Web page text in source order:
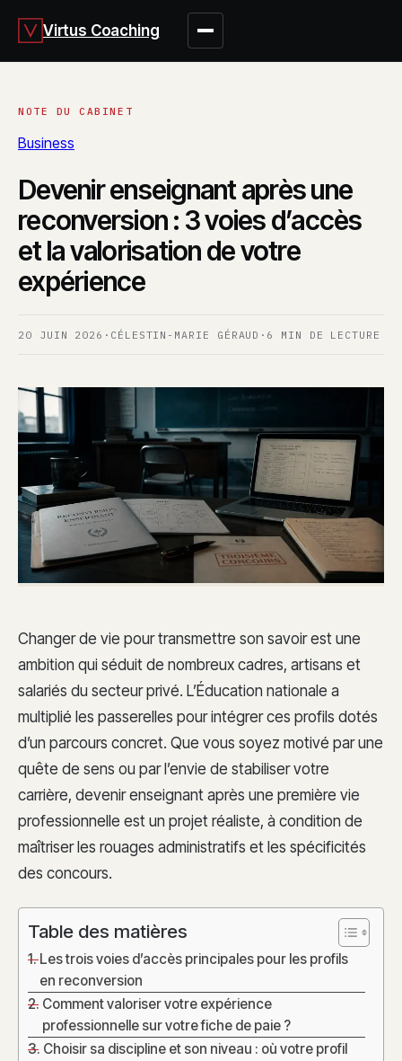
Virtus Coaching
Business
Devenir enseignant après une
reconversion : 3 voies d’accès
et la valorisation de votre
expérience
20 JUIN 2026 · CÉLESTIN-MARIE GÉRAUD · 6 MIN DE LECTURE
Changer de vie pour transmettre son savoir est une
ambition qui séduit de nombreux cadres, artisans et
salariés du secteur privé. L’Éducation nationale a
multiplié les passerelles pour intégrer ces profils dotés
d’un parcours concret. Que vous soyez motivé par une
quête de sens ou par l’envie de stabiliser votre
carrière, devenir enseignant après une première vie
professionnelle est un projet réaliste, à condition de
maîtriser les rouages administratifs et les spécificités
des concours.
Table des matières
Les trois voies d’accès principales pour les profils
en reconversion
Comment valoriser votre expérience
professionnelle sur votre fiche de paie ?
Choisir sa discipline et son niveau : où votre profil